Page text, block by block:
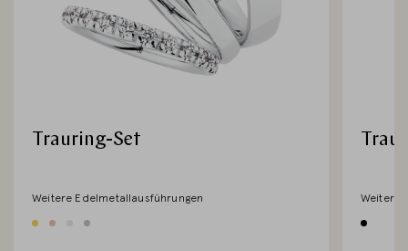
Trauring-Set
Weitere Edelmetallausführungen Weitere